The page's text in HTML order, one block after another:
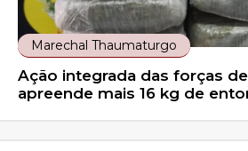
Marechal Thaumaturgo
Ação integrada das forças
apreende mais 16 kg de